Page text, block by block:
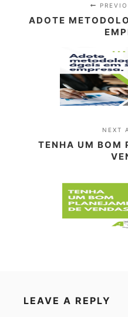
ADOTE
NEXT
TENHA UM BOM
LEAVE A REPLY